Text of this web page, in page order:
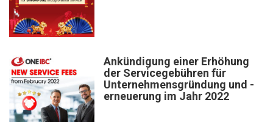
Ankündigung einer Erhöhung
der Servicegebühren für
Unternehmensgründung und -
erneuerung im Jahr 2022